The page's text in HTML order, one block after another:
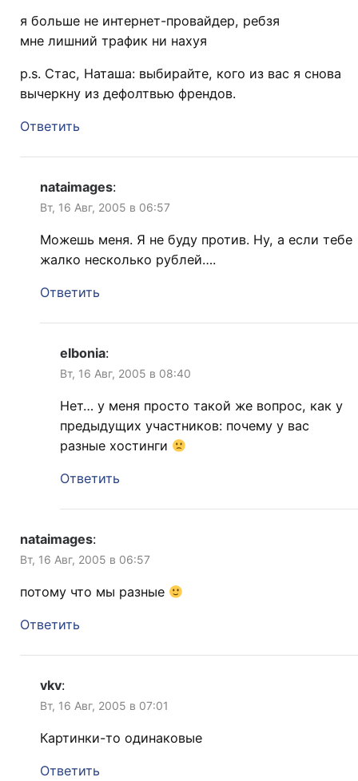
я больше не интернет-провайдер, ребзя
мне лишний трафик ни нахуя
p.s. Стас, Наташа: выбирайте, кого из вас я снова
вычеркну из дефолтвью френдов.
Ответить
nataimages:
Вт, 16 Авг, 2005 в 06:57
Можешь меня. Я не буду против. Ну, а если тебе
жалко несколько рублей….
Ответить
elbonia:
Вт, 16 Авг, 2005 в 08:40
Нет… у меня просто такой же вопрос, как у
предыдущих участников: почему у вас
разные хостинги
Ответить
nataimages:
Вт, 16 Авг, 2005 в 06:57
потому что мы разные
Ответить
vkv:
Вт, 16 Авг, 2005 в 07:01
Картинки-то одинаковые
Ответить